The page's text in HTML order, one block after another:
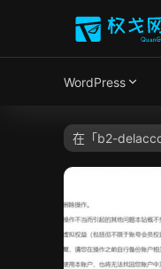
WordPress